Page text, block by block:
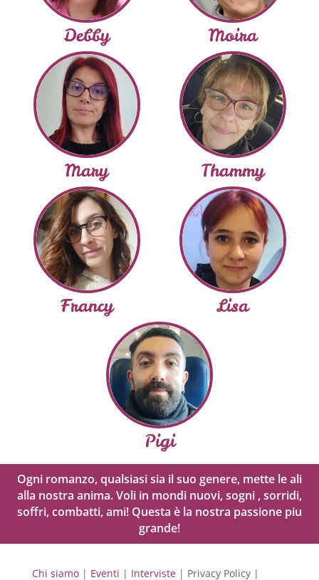
Debby Moira
Mary Thammy
Francy Lisa
Pigi
Ogni romanzo, qualsiasi sia il suo genere, mette le ali
alla nostra anima. Voli in mondi nuovi, sogni , sorridi,
soffri, combatti, ami! Questa è la nostra passione piu
grande!
Chi siamo| Eventi | Interviste| Privacy Policy |